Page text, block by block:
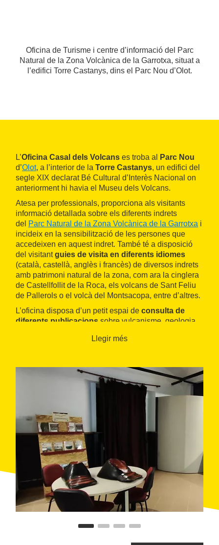
Oficina de Turisme i centre d’informació del Parc
Natural de la Zona Volcànica de la Garrotxa, situat a
l’edifici Torre Castanys, dins el Parc Nou d’Olot.
L’Oficina Casal dels Volcans es troba al
Parc Nou
d’Olot, a l’interior de la Torre Castanys, un edifici del
segle XIX declarat Bé Cultural d’Interès Nacional on
anteriorment hi havia el Museu dels Volcans.
Atesa per professionals, proporciona als visitants
informació detallada sobre els diferents indrets
del Parc Natural de la Zona Volcànica de la Garrotxa i
incideix en la sensibilització de les persones que
accedeixen en aquest indret. També té a disposició
del visitantguies de visita en diferents idiomes
(català, castellà, anglès i francès) de diversos indrets
amb patrimoni natural de la zona, com ara la cinglera
de Castellfollit de la Roca, els volcans de Sant Feliu
de Pallerols o el volcà del Montsacopa, entre d’altres.
L’oficina disposa d’un petit espai de consulta de
diferents publicacions sobre vulcanisme, geologia,
planta superior del mateix edifici hi ha les oficines
Llegir més